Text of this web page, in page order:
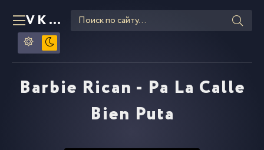
VKLIPE RU
Barbie Rican - Pa La Calle
Bien Puta